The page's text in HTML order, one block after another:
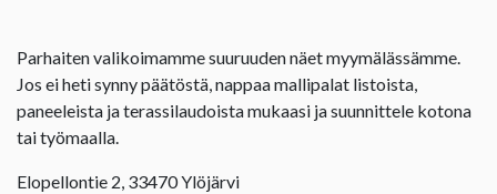
Parhaiten valikoimamme suuruuden näet myymälässämme.
Jos ei heti synny päätöstä, nappaa mallipalat listoista,
paneeleista ja terassilaudoista mukaasi ja suunnittele kotona
tai työmaalla.
Elopellontie 2, 33470 Ylöjärvi